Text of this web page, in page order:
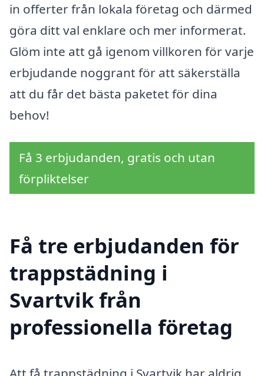
in offerter från lokala företag och därmed
göra ditt val enklare och mer informerat.
Glöm inte att gå igenom villkoren för varje
erbjudande noggrant för att säkerställa
att du får det bästa paketet för dina
behov!
Få 3 erbjudanden, gratis och utan
förpliktelser
Få tre erbjudanden för
trappstädning i
Svartvik från
professionella företag